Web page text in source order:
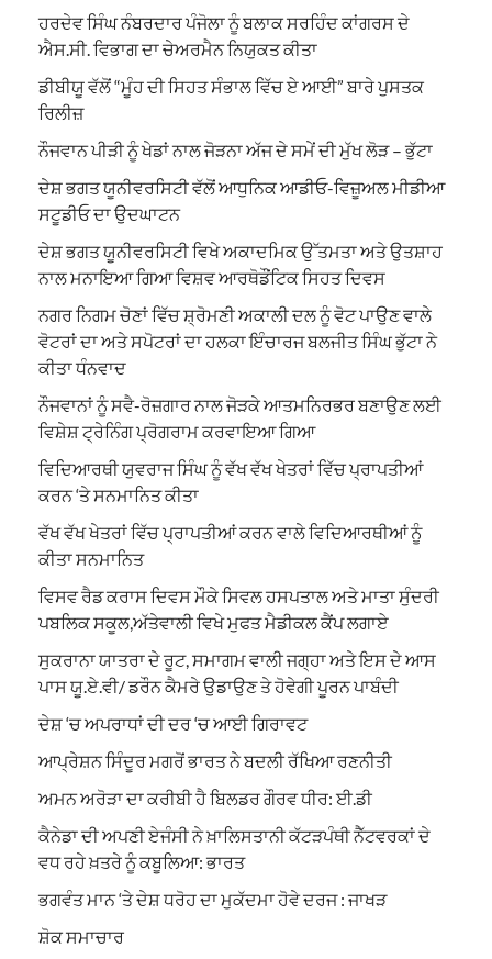
ਹਰਦੇਵ ਸਿੰਘ ਨੰਬਰਦਾਰ ਪੰਜੋਲਾ ਨੂੰ ਬਲਾਕ ਸਰਹਿੰਦ ਕਾਂਗਰਸ ਦੇ
ਐਸ.ਸੀ. ਵਿਭਾਗ ਦਾ ਚੇਅਰਮੈਨ ਨਿਯੁਕਤ ਕੀਤਾ
ਡੀਬੀਯੂ ਵੱਲੋਂ “ਮੂੰਹ ਦੀ ਸਿਹਤ ਸੰਭਾਲ ਵਿੱਚ ਏ ਆਈ” ਬਾਰੇ ਪੁਸਤਕ
ਰਿਲੀਜ਼
ਨੌਜਵਾਨ ਪੀੜੀ ਨੂੰ ਖੇਡਾਂ ਨਾਲ ਜੋੜਨਾ ਅੱਜ ਦੇ ਸਮੇਂ ਦੀ ਮੁੱਖ ਲੋੜ – ਭੁੱਟਾ
ਦੇਸ਼ ਭਗਤ ਯੂਨੀਵਰਸਿਟੀ ਵੱਲੋਂ ਆਧੁਨਿਕ ਆਡੀਓ-ਵਿਜ਼ੂਅਲ ਮੀਡੀਆ
ਸਟੂਡੀਓ ਦਾ ਉਦਘਾਟਨ
ਦੇਸ਼ ਭਗਤ ਯੂਨੀਵਰਸਿਟੀ ਵਿਖੇ ਅਕਾਦਮਿਕ ਉੱਤਮਤਾ ਅਤੇ ਉਤਸ਼ਾਹ
ਨਾਲ ਮਨਾਇਆ ਗਿਆ ਵਿਸ਼ਵ ਆਰਥੋਡੌਂਟਿਕ ਸਿਹਤ ਦਿਵਸ
ਨਗਰ ਨਿਗਮ ਚੋਣਾਂ ਵਿੱਚ ਸ਼੍ਰੋਮਣੀ ਅਕਾਲੀ ਦਲ ਨੂੰ ਵੋਟ ਪਾਉਣ ਵਾਲੇ
ਵੋਟਰਾਂ ਦਾ ਅਤੇ ਸਪੋਟਰਾਂ ਦਾ ਹਲਕਾ ਇੰਚਾਰਜ ਬਲਜੀਤ ਸਿੰਘ ਭੁੱਟਾ ਨੇ
ਕੀਤਾ ਧੰਨਵਾਦ
ਨੌਜਵਾਨਾਂ ਨੂੰ ਸਵੈ-ਰੋਜ਼ਗਾਰ ਨਾਲ ਜੋੜਕੇ ਆਤਮਨਿਰਭਰ ਬਣਾਉਣ ਲਈ
ਵਿਸ਼ੇਸ਼ ਟ੍ਰੇਨਿੰਗ ਪ੍ਰੋਗਰਾਮ ਕਰਵਾਇਆ ਗਿਆ
ਵਿਦਿਆਰਥੀ ਯੁਵਰਾਜ ਸਿੰਘ ਨੂੰ ਵੱਖ ਵੱਖ ਖੇਤਰਾਂ ਵਿੱਚ ਪ੍ਰਾਪਤੀਆਂ
ਕਰਨ ‘ਤੇ ਸਨਮਾਨਿਤ ਕੀਤਾ
ਵੱਖ ਵੱਖ ਖੇਤਰਾਂ ਵਿੱਚ ਪ੍ਰਾਪਤੀਆਂ ਕਰਨ ਵਾਲੇ ਵਿਦਿਆਰਥੀਆਂ ਨੂੰ
ਕੀਤਾ ਸਨਮਾਨਿਤ
ਵਿਸਵ ਰੈਡ ਕਰਾਸ ਦਿਵਸ ਮੌਕੇ ਸਿਵਲ ਹਸਪਤਾਲ ਅਤੇ ਮਾਤਾ ਸੁੰਦਰੀ
ਪਬਲਿਕ ਸਕੂਲ,ਅੱਤੇਵਾਲੀ ਵਿਖੇ ਮੁਫਤ ਮੈਡੀਕਲ ਕੈਂਪ ਲਗਾਏ
ਸੁਕਰਾਨਾ ਯਾਤਰਾ ਦੇ ਰੂਟ, ਸਮਾਗਮ ਵਾਲੀ ਜਗ੍ਹਾ ਅਤੇ ਇਸ ਦੇ ਆਸ
ਪਾਸ ਯੂ.ਏ.ਵੀ/ ਡਰੌਨ ਕੈਮਰੇ ਉਡਾਉਣ ਤੇ ਹੋਵੇਗੀ ਪੂਰਨ ਪਾਬੰਦੀ
ਦੇਸ਼ ‘ਚ ਅਪਰਾਧਾਂ ਦੀ ਦਰ ‘ਚ ਆਈ ਗਿਰਾਵਟ
ਆਪ੍ਰੇਸ਼ਨ ਸਿੰਦੂਰ ਮਗਰੋਂ ਭਾਰਤ ਨੇ ਬਦਲੀ ਰੱਖਿਆ ਰਣਨੀਤੀ
ਅਮਨ ਅਰੋੜਾ ਦਾ ਕਰੀਬੀ ਹੈ ਬਿਲਡਰ ਗੌਰਵ ਧੀਰ: ਈ.ਡੀ
ਕੈਨੇਡਾ ਦੀ ਅਪਣੀ ਏਜੰਸੀ ਨੇ ਖ਼ਾਲਿਸਤਾਨੀ ਕੱਟੜਪੰਥੀ ਨੈੱਟਵਰਕਾਂ ਦੇ
ਵਧ ਰਹੇ ਖ਼ਤਰੇ ਨੂੰ ਕਬੂਲਿਆ: ਭਾਰਤ
ਭਗਵੰਤ ਮਾਨ ‘ਤੇ ਦੇਸ਼ ਧਰੋਹ ਦਾ ਮੁਕੱਦਮਾ ਹੋਵੇ ਦਰਜ : ਜਾਖੜ
ਸ਼ੋਕ ਸਮਾਚਾਰ